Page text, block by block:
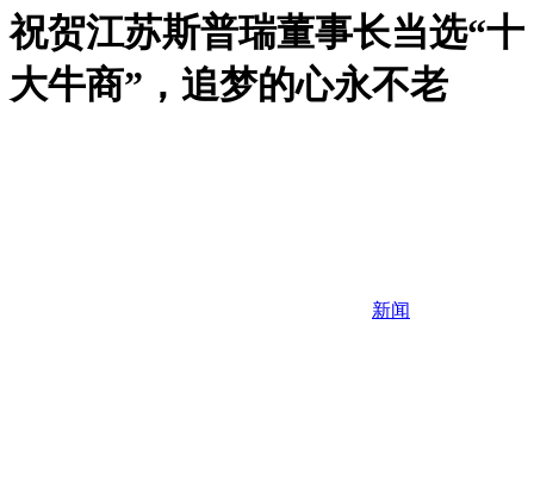
祝贺江苏斯普瑞董事长当选“十
大牛商”，追梦的心永不老
新闻